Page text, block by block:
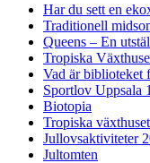
Har du sett en
Traditionell
Queens – En
Tropiska
Vad är biblioteket
Sportlov Uppsala
Biotopia
Tropiska växthuset
Jullovsaktiviteter
Jultomten